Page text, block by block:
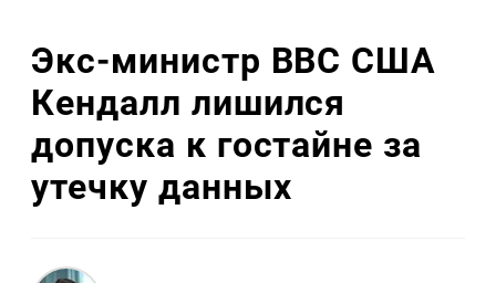
Экс-министр ВВС США
Кендалл лишился
допуска к гостайне за
утечку данных